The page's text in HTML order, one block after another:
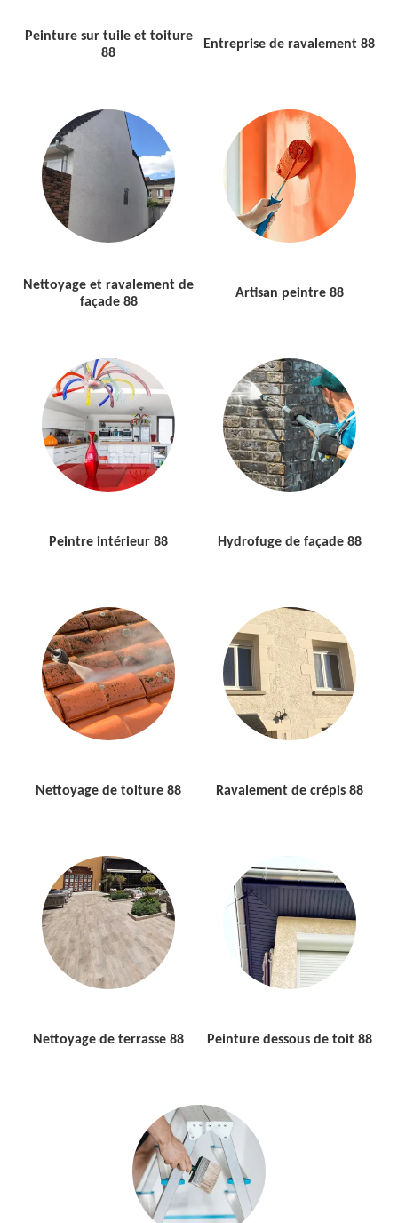
Peinture sur tuile et toiture
88
Entreprise de ravalement 88
Nettoyage et ravalement de
façade 88
Artisan peintre 88
Peintre intérieur 88 Hydrofuge de façade 88
Nettoyage de toiture 88 Ravalement de crépis 88
Nettoyage de terrasse 88 Peinture dessous de toit 88